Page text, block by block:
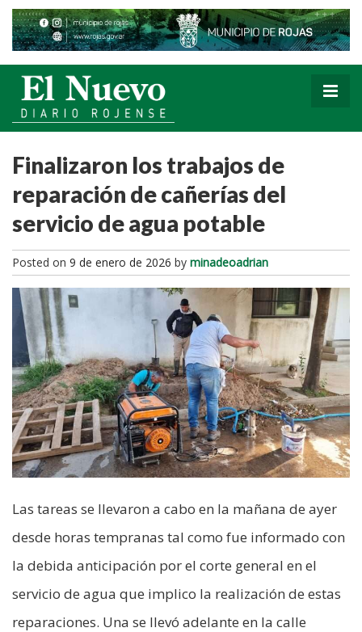
Finalizaron los trabajos de
reparación de cañerías del
servicio de agua potable
Posted on 9 de enero de 2026 by minadeoadrian
Las tareas se llevaron a cabo en la mañana de ayer
desde horas tempranas tal como fue informado con
la debida anticipación por el corte general en el
servicio de agua que implico la realización de estas
reparaciones. Una se llevó adelante en la calle